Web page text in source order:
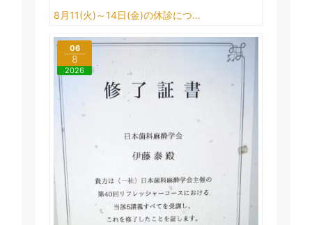
8月11(火)～14日(金)の休診につ…
06
8
2026